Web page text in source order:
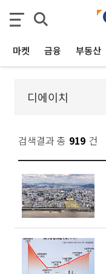
마켓 금융 부동산
검색결과 총 919 건